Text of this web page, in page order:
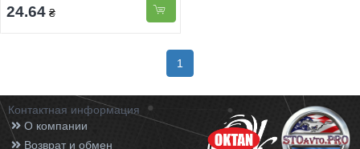
24.64 ₴
1
Контактная информация
О компании
Возврат и обмен